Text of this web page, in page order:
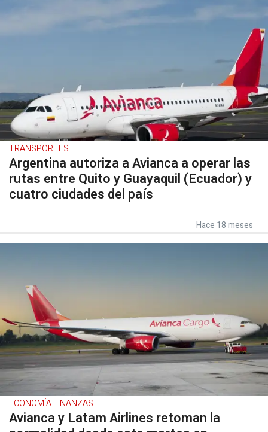
TRANSPORTES
Argentina autoriza a Avianca a operar las
rutas entre Quito y Guayaquil (Ecuador) y
cuatro ciudades del país
Hace 18 meses
ECONOMÍA FINANZAS
Avianca y Latam Airlines retoman la